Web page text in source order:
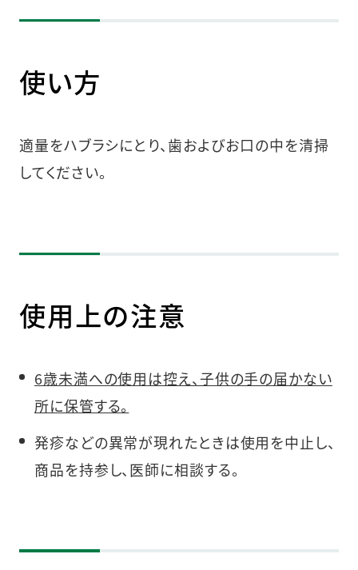
使い方
適量をハブラシにとり、歯およびお口の中を清掃
してください。
使用上の注意
6歳未満への使用は控え、子供の手の届かない
所に保管する。
発疹などの異常が現れたときは使用を中止し、
商品を持参し、医師に相談する。